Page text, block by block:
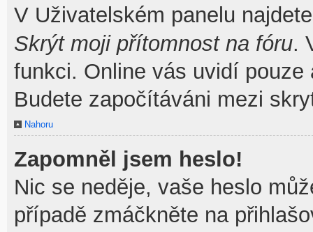
V Uživatelském panelu
Skrýt moji přítomnost na fóru.
funkci. Online vás uvidí
Budete započítáváni mezi
Nahoru
Zapomněl jsem heslo!
Nic se neděje, vaše heslo
případě zmáčkněte na